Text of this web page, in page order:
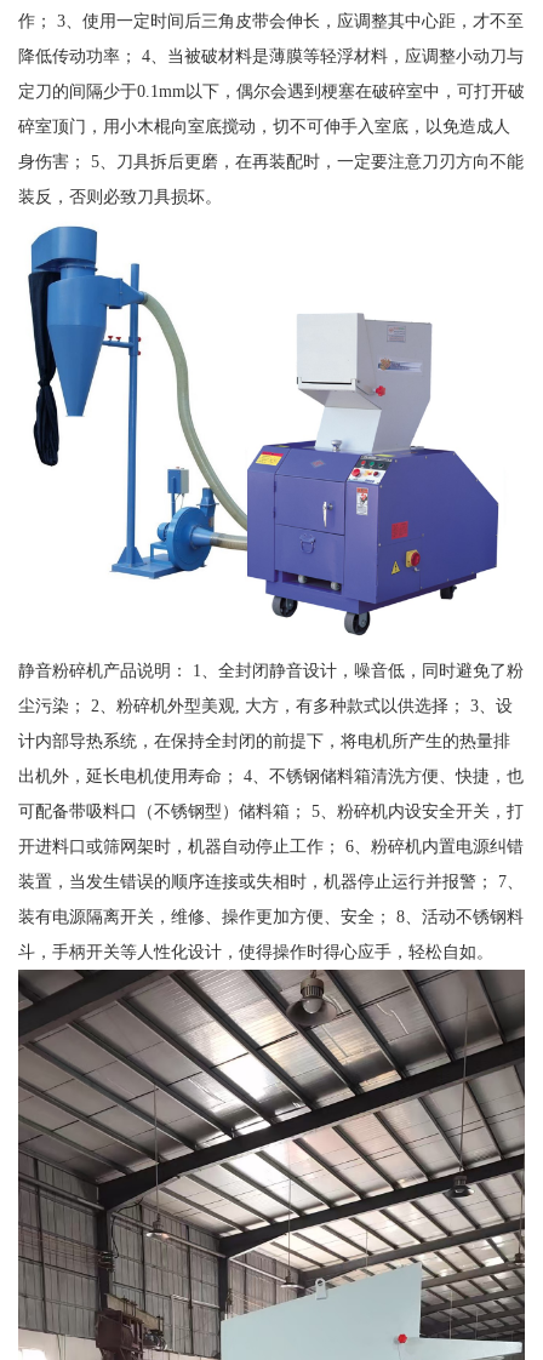
作； 3、使用一定时间后三角皮带会伸长，应调整其中心距，才不至
降低传动功率； 4、当被破材料是薄膜等轻浮材料，应调整小动刀与
定刀的间隔少于0.1mm以下，偶尔会遇到梗塞在破碎室中，可打开破
碎室顶门，用小木棍向室底搅动，切不可伸手入室底，以免造成人
身伤害； 5、刀具拆后更磨，在再装配时，一定要注意刀刃方向不能
装反，否则必致刀具损坏。
静音粉碎机产品说明： 1、全封闭静音设计，噪音低，同时避免了粉
尘污染； 2、粉碎机外型美观, 大方，有多种款式以供选择； 3、设
计内部导热系统，在保持全封闭的前提下，将电机所产生的热量排
出机外，延长电机使用寿命； 4、不锈钢储料箱清洗方便、快捷，也
可配备带吸料口（不锈钢型）储料箱； 5、粉碎机内设安全开关，打
开进料口或筛网架时，机器自动停止工作； 6、粉碎机内置电源纠错
装置，当发生错误的顺序连接或失相时，机器停止运行并报警； 7、
装有电源隔离开关，维修、操作更加方便、安全； 8、活动不锈钢料
斗，手柄开关等人性化设计，使得操作时得心应手，轻松自如。